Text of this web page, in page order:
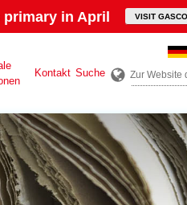
primary in April VISIT
Kontakt Suche Zur Website